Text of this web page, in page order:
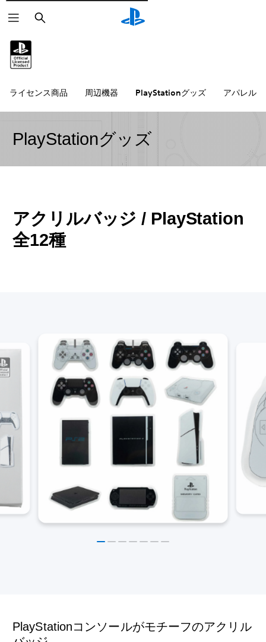
検
索
ライセンス商品 周辺機器 PlayStationグッズ アパレル
PlayStationグッズ
アクリルバッジ / PlayStation
全12種
PlayStationコンソールがモチーフのアクリル